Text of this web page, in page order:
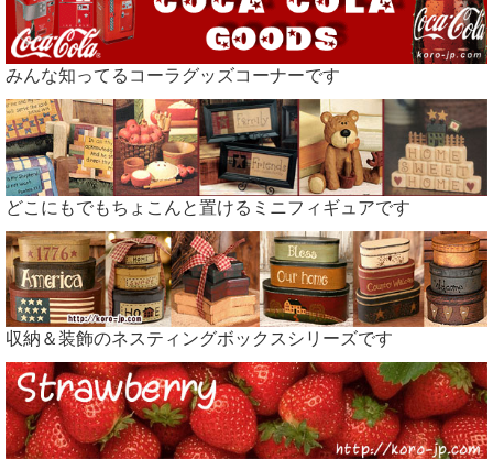
みんな知ってるコーラグッズコーナーです
どこにもでもちょこんと置けるミニフィギュアです
収納＆装飾のネスティングボックスシリーズです